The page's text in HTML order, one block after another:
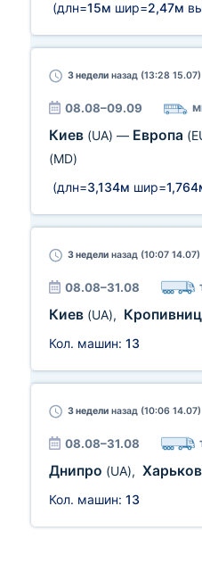
(длн=15м шир=2,47м
3 недели назад (13:28 15.07)
08.08–09.09
Киев (UA) — Европа
(MD)
(длн=3,134м шир=
3 недели назад (10:07 14.07)
08.08–31.08
Киев (UA),
Кол. машин: 13
3 недели назад (10:06 14.07)
08.08–31.08
Днипро (UA), Харьков
Кол. машин: 13